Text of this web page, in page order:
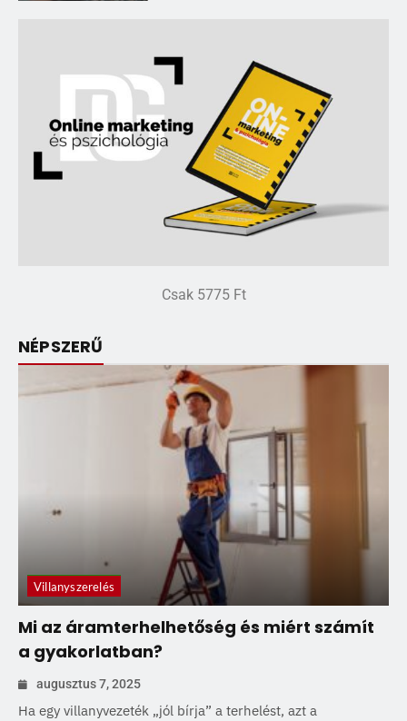
Csak 5775 Ft
NÉPSZERŰ
Villanyszerelés
Mi az áramterhelhetőség és miért számít
a gyakorlatban?
augusztus 7, 2025
Ha egy villanyvezeték „jól bírja” a terhelést, azt a